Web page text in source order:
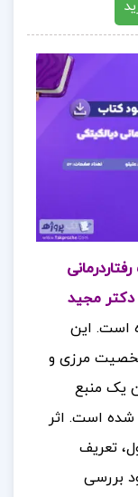
دکتر مجید
است. این
مرزی و
یک منبع
شده است. اثر
تعریف
بررسی